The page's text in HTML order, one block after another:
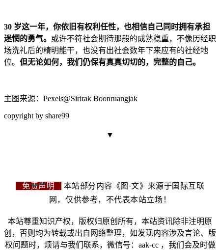
30 岁这一年，你依旧有权利任性，也相信自己同时拥有承担
迷惘的勇气。 或许不符社会期待那般的成熟稳重，不像历经职
场洗礼后的精明能干，也没有出社会数年下来应有的社经地
位。 但无论如何，我们仍保有真真切切的，完整的自己。
主图来源：Pexels@Sirirak Boonruangjak
copyright by share99
▼
免责声明
本站部分内容《图·文》来源于国际互联
网，仅供参考，不代表本站立场！
本站尊重知识产权，版权归原创所有，本站资讯除非注明原
创，否则均为转载或出自网络整理，如发现内容涉及言论、版
权问题时，烦请与我们联系，微信号：aak-cc ，我们会及时做